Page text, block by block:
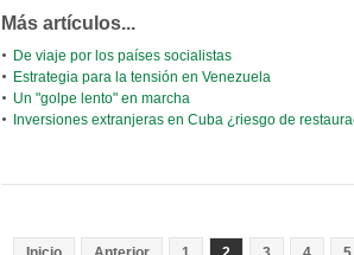
Más artículos...
De viaje por los países socialistas
Estrategia para la tensión en Venezuela
Un "golpe lento" en marcha
Inversiones extranjeras en Cuba ¿riesgo de